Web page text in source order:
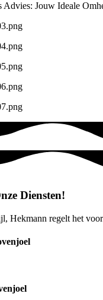
Advies: Jouw Ideale
Diensten!
Hekmann regelt het